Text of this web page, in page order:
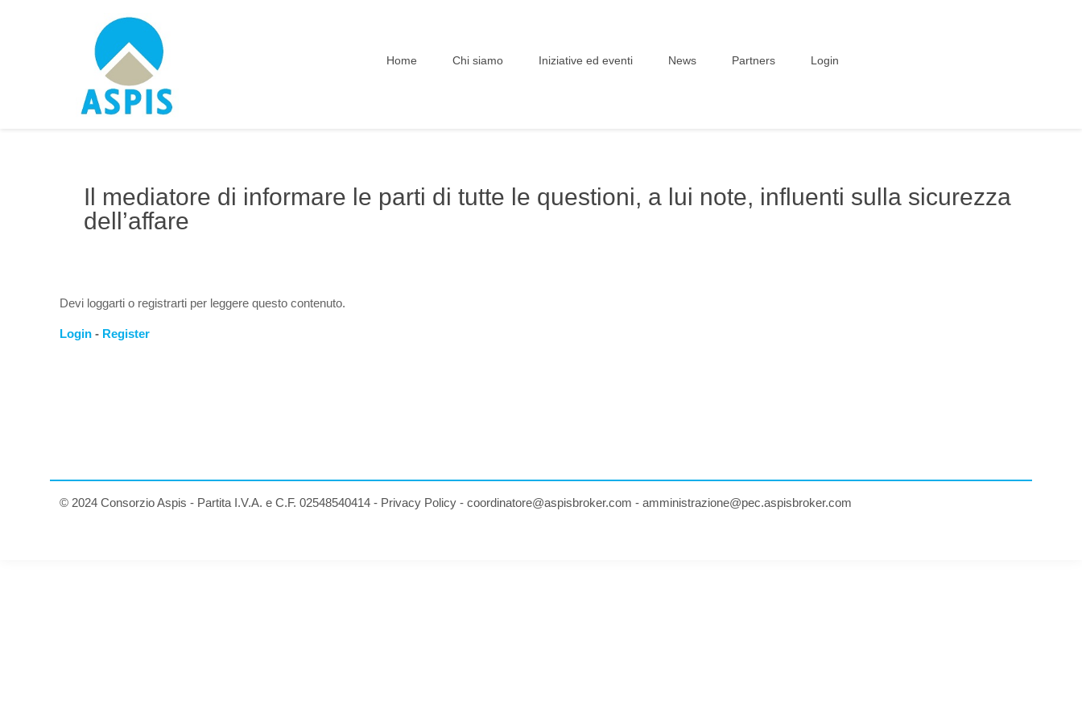
Home Chi siamo Iniziative ed eventi News Partners Login
Il mediatore di informare le parti di tutte le questioni, a lui note, influenti sulla sicurezza
dell’affare
Devi loggarti o registrarti per leggere questo contenuto.
Login - Register
© 2024 Consorzio Aspis - Partita I.V.A. e C.F. 02548540414 - Privacy Policy -coordinatore@aspisbroker.com -amministrazione@pec.aspisbroker.com